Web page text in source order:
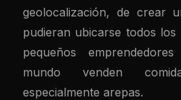
geolocalización, de crear
pudieran ubicarse todos
pequeños
mundo venden
especialmente arepas.